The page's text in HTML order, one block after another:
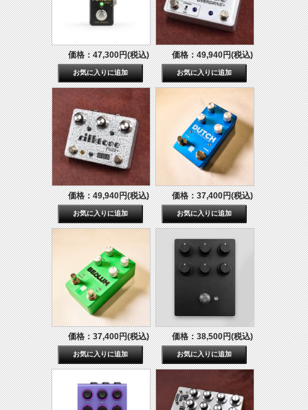
価格：47,300円(税込) 価格：49,940円(税込)
価格：49,940円(税込) 価格：37,400円(税込)
価格：37,400円(税込) 価格：38,500円(税込)